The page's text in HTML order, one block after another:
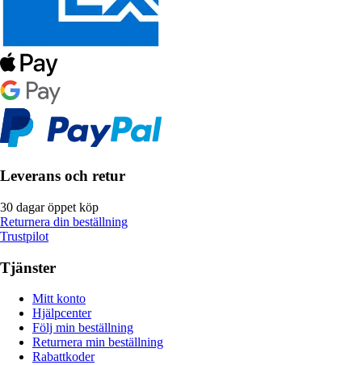
Leverans och retur
30 dagar öppet köp
Returnera din beställning
Trustpilot
Tjänster
Mitt konto
Hjälpcenter
Följ min beställning
Returnera min beställning
Rabattkoder